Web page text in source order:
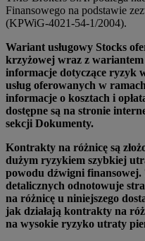
Finansowego na podstawie
(KPWiG-4021-54-1/2004).
Wariant usługowy Stocks
krzyżowej wraz z wariantem
informacje dotyczące ryzyk
usług oferowanych w
informacje o kosztach i
dostępne są na stronie
sekcji Dokumenty.
Kontrakty na różnicę są
dużym ryzykiem szybkiej
powodu dźwigni
detalicznych odnotowuje
na różnicę u niniejszego
jak działają kontrakty na
na wysokie ryzyko utraty